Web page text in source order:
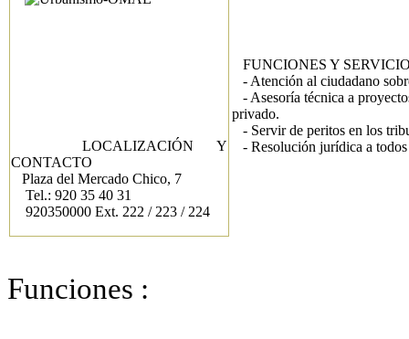
LOCALIZACIÓN Y
CONTACTO
Plaza del Mercado Chico, 7
Tel.: 920 35 40 31
920350000 Ext. 222 / 223 / 224
FUNCIONES Y
- Atención al ciudadano
- Asesoría técnica a
privado.
- Servir de peritos en los
- Resolución jurídica a todos
Funciones :